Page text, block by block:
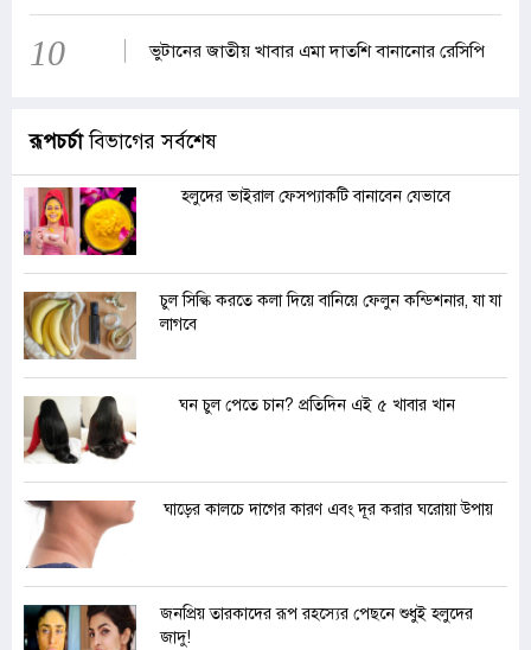
10 ভুটানের জাতীয় খাবার এমা দাতশি বানানোর রেসিপি
রূপচর্চাবিভাগের সর্বশেষ
হলুদের ভাইরাল ফেসপ্যাকটি বানাবেন যেভাবে
চুল সিল্কি করতে কলা দিয়ে বানিয়ে ফেলুন কন্ডিশনার, যা যা
লাগবে
ঘন চুল পেতে চান? প্রতিদিন এই ৫ খাবার খান
ঘাড়ের কালচে দাগের কারণ এবং দূর করার ঘরোয়া উপায়
জনপ্রিয় তারকাদের রূপ রহস্যের পেছনে শুধুই হলুদের
জাদু!